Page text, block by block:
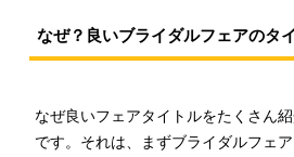
なぜ？良いブライダルフェアのタ
なぜ良いフェアタイトルをたくさん
です。それは、まずブライダルフェ